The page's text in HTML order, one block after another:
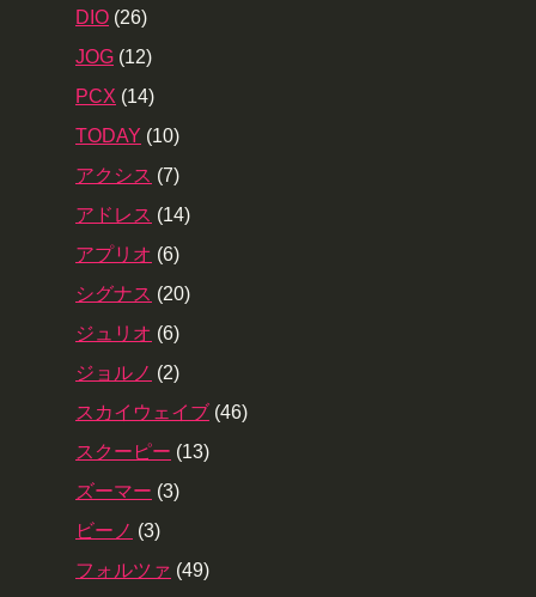
DIO (26)
JOG (12)
PCX (14)
TODAY (10)
アクシス (7)
アドレス (14)
アプリオ (6)
シグナス (20)
ジュリオ (6)
ジョルノ (2)
スカイウェイブ (46)
スクーピー (13)
ズーマー (3)
ビーノ (3)
フォルツァ (49)